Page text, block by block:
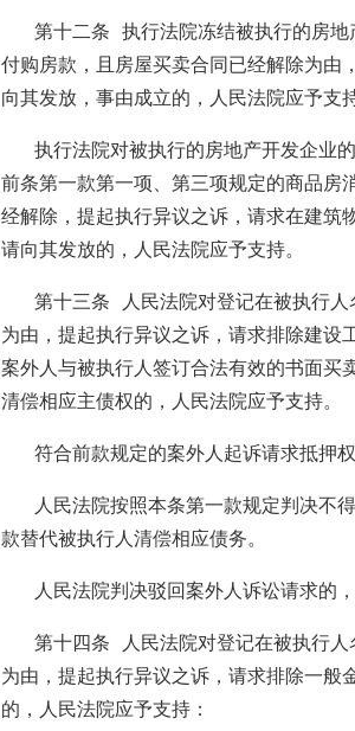
第十二条 执行法院冻结被执行的房
付购房款，且房屋买卖合同已经解除为由
向其发放，事由成立的，人民法院应予支
执行法院对被执行的房地产开发企业
前条第一款第一项、第三项规定的商品房
经解除，提起执行异议之诉，请求在建筑
请向其发放的，人民法院应予支持。
第十三条 人民法院对登记在被执行
为由，提起执行异议之诉，请求排除建设
案外人与被执行人签订合法有效的书面买
清偿相应主债权的，人民法院应予支持。
符合前款规定的案外人起诉请求抵押
人民法院按照本条第一款规定判决不
款替代被执行人清偿相应债务。
人民法院判决驳回案外人诉讼请求的
第十四条 人民法院对登记在被执行
为由，提起执行异议之诉，请求排除一般
的，人民法院应予支持：